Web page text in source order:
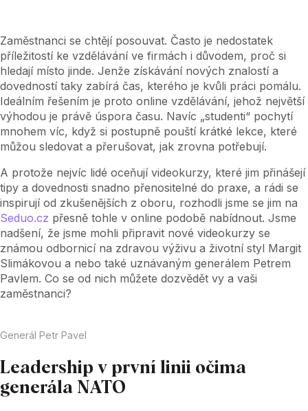
Zaměstnanci se chtějí posouvat. Často je nedostatek
příležitostí ke vzdělávání ve firmách i důvodem, proč si
hledají místo jinde. Jenže získávání nových znalostí a
dovedností taky zabírá čas, kterého je kvůli práci pomálu.
Ideálním řešením je proto online vzdělávání, jehož největší
výhodou je právě úspora času. Navíc „studenti“ pochytí
mnohem víc, když si postupně pouští krátké lekce, které
můžou sledovat a přerušovat, jak zrovna potřebují.
A protože nejvíc lidé oceňují videokurzy, které jim přinášejí
tipy a dovednosti snadno přenositelné do praxe, a rádi se
inspirují od zkušenějších z oboru, rozhodli jsme se jim na
Seduo.cz přesně tohle v online podobě nabídnout. Jsme
nadšení, že jsme mohli připravit nové videokurzy se
známou odbornicí na zdravou výživu a životní styl Margit
Slimákovou a nebo také uznávaným generálem Petrem
Pavlem. Co se od nich můžete dozvědět vy a vaši
zaměstnanci?
Generál Petr Pavel
Leadership v první linii očima
generála NATO